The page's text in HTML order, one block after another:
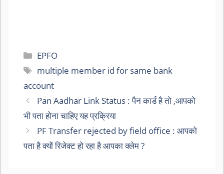
Categories
EPFO
Tags
multiple member id for same bank
account
Pan Aadhar Link Status : पैन कार्ड है तो ,आपको
भी पता होना चाहिए यह प्रक्रिया
PF Transfer rejected by field office : आपको
पता है क्यों रिजेक्ट हो रहा है आपका क्लेम ?